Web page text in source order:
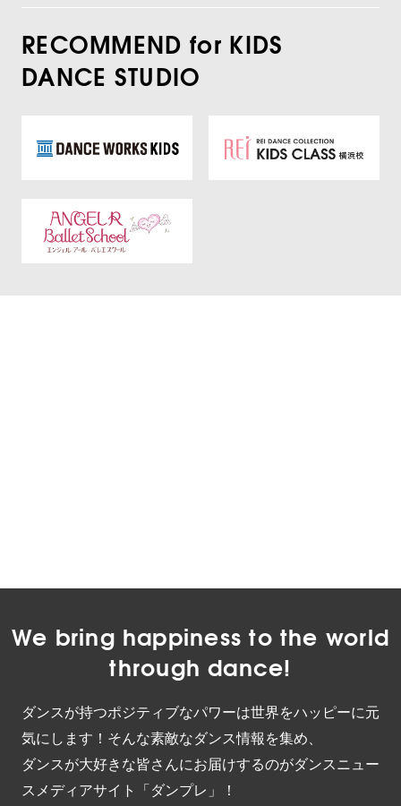
RECOMMEND for KIDS
DANCE STUDIO
We bring happiness to the world
through dance!
ダンスが持つポジティブなパワーは世界をハッピーに元
気にします！そんな素敵なダンス情報を集め、
ダンスが大好きな皆さんにお届けするのがダンスニュー
スメディアサイト「ダンプレ」！